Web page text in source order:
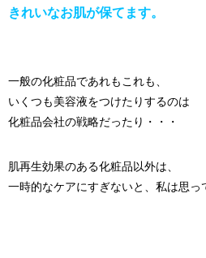
きれいなお肌が保てます。
一般の化粧品であれもこれも、
いくつも美容液をつけたりするのは
化粧品会社の戦略だったり・・・
肌再生効果のある化粧品以外は、
一時的なケアにすぎないと、私は思っ